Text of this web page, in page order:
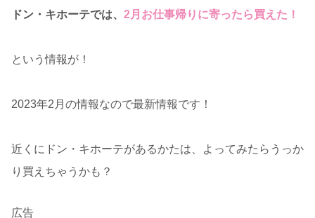
ドン・キホーテでは、 2月お仕事帰りに寄ったら買えた！
という情報が！
2023年2月の情報なので最新情報です！
近くにドン・キホーテがあるかたは、よってみたらうっか
り買えちゃうかも？
広告